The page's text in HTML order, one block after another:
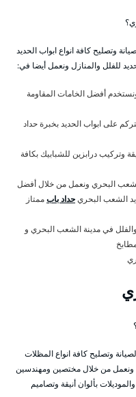
وتصليح كافة انواع ابواب الحديد
للفلل والمنازل ونعمل أيضا في:
أفضل الخامات المقاومة
على ابواب الحديد بخبرة حداد
وتركيب درابزين للشبابيك بكافة
البحري ونعمل من خلال أفضل
الشعب البحريحداد بابممتاز
والفلل في مدينة الشعب البحري و
وتصليح كافة انواع المظلات
ونعمل من خلال مختصين ومهندسين
بألوان أنيقة وتصاميم